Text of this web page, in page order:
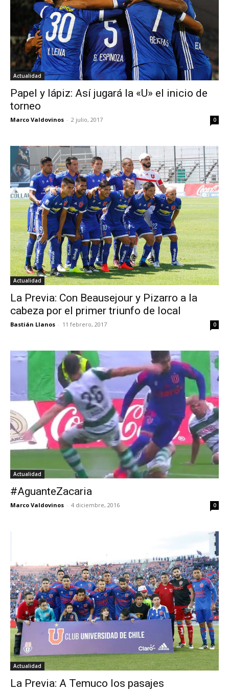
Actualidad
Papel y lápiz: Así jugará la «U» el inicio de
torneo
Marco Valdovinos - 2 julio, 2017 0
Actualidad
La Previa: Con Beausejour y Pizarro a la
cabeza por el primer triunfo de local
Bastián Llanos - 11 febrero, 2017 0
Actualidad
#AguanteZacaria
Marco Valdovinos - 4 diciembre, 2016 0
Actualidad
La Previa: A Temuco los pasajes